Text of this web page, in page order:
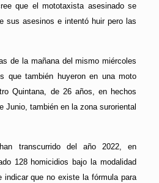
que el mototaxista asesinado se
sus asesinos e intentó huir pero las
de la mañana del mismo miércoles
que también huyeron en una moto
Quintana, de 26 años, en hechos
Junio, también en la zona suroriental
transcurrido del año 2022, en
128 homicidios bajo la modalidad
indicar que no existe la fórmula para